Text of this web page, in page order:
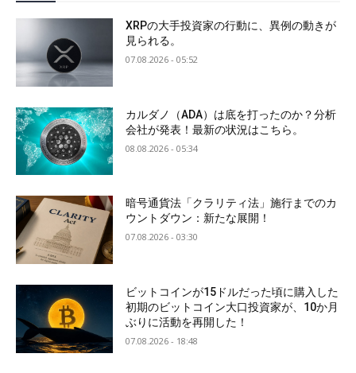
XRPの大手投資家の行動に、異例の動きが
見られる。
07.08.2026 - 05:52
カルダノ（ADA）は底を打ったのか？分析
会社が発表！最新の状況はこちら。
08.08.2026 - 05:34
暗号通貨法「クラリティ法」施行までのカ
ウントダウン：新たな展開！
07.08.2026 - 03:30
ビットコインが15ドルだった頃に購入した
初期のビットコイン大口投資家が、10か月
ぶりに活動を再開した！
07.08.2026 - 18:48